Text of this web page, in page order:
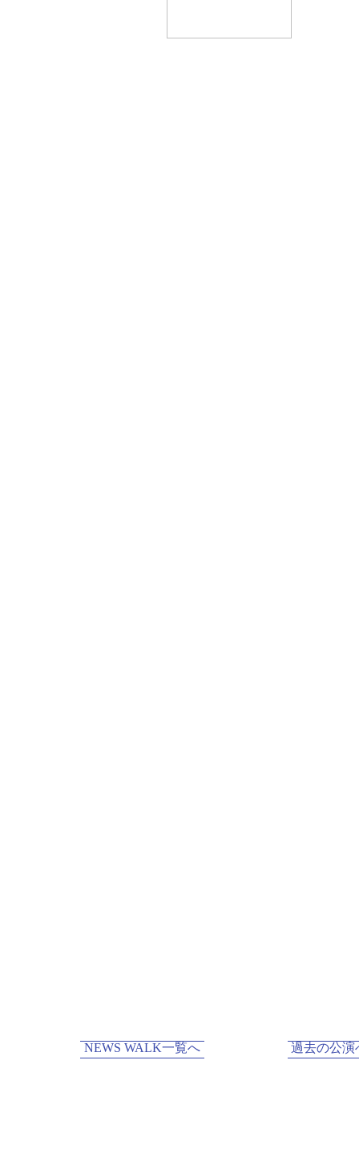
NEWS WALK一覧へ 過去の公演